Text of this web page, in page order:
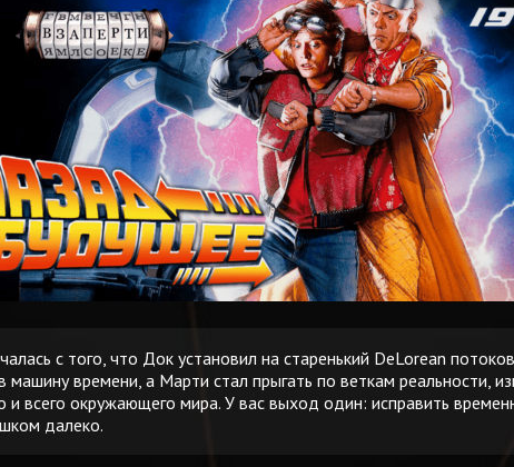
с того, что Док установил на старенький DeLorean
машину времени, а Марти стал прыгать по веткам реальности,
и всего окружающего мира. У вас выход один: исправить
далеко.